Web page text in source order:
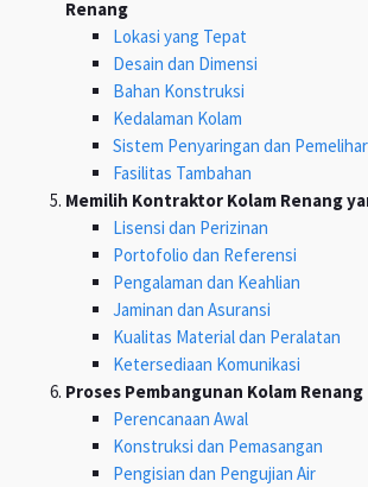
Renang
Lokasi yang Tepat
Desain dan Dimensi
Bahan Konstruksi
Kedalaman Kolam
Sistem Penyaringan dan
Fasilitas Tambahan
Memilih Kontraktor Kolam Renang
Lisensi dan Perizinan
Portofolio dan Referensi
Pengalaman dan Keahlian
Jaminan dan Asuransi
Kualitas Material dan Peralatan
Ketersediaan Komunikasi
Proses Pembangunan Kolam Renang
Perencanaan Awal
Konstruksi dan Pemasangan
Pengisian dan Pengujian Air